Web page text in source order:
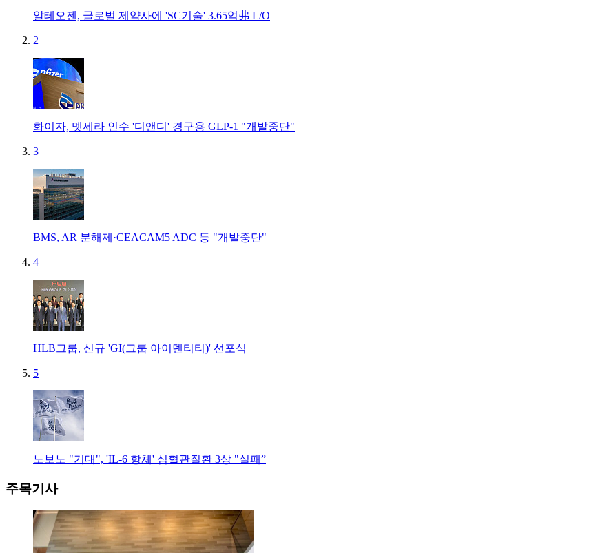
알테오젠, 글로벌 제약사에 'SC기술' 3.65억弗 L/O
2
화이자, 멧세라 인수 '디앤디' 경구용 GLP-1 "개발중단"
3
BMS, AR 분해제·CEACAM5 ADC 등 "개발중단"
4
HLB그룹, 신규 'GI(그룹 아이덴티티)' 선포식
5
노보노 "기대", 'IL-6 항체' 심혈관질환 3상 "실패”
주목기사